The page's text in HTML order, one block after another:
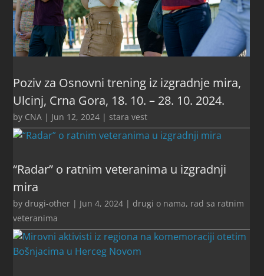
Poziv za Osnovni trening iz izgradnje mira,
Ulcinj, Crna Gora, 18. 10. – 28. 10. 2024.
by CNA | Jun 12, 2024 | stara vest
“Radar” o ratnim veteranima u izgradnji
mira
by drugi-other | Jun 4, 2024 | drugi o nama, rad sa ratnim
veteranima